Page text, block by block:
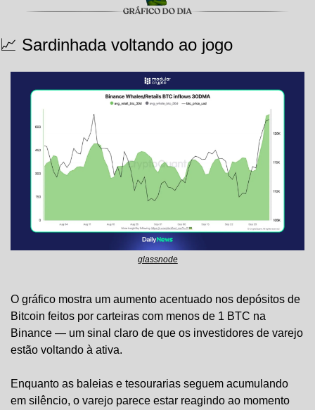
📈 Sardinhada voltando ao jogo
glassnode
O gráfico mostra um aumento acentuado nos depósitos de
Bitcoin feitos por carteiras com menos de 1 BTC na
Binance — um sinal claro de que os investidores de varejo
estão voltando à ativa.
Enquanto as baleias e tesourarias seguem acumulando
em silêncio, o varejo parece estar reagindo ao momento